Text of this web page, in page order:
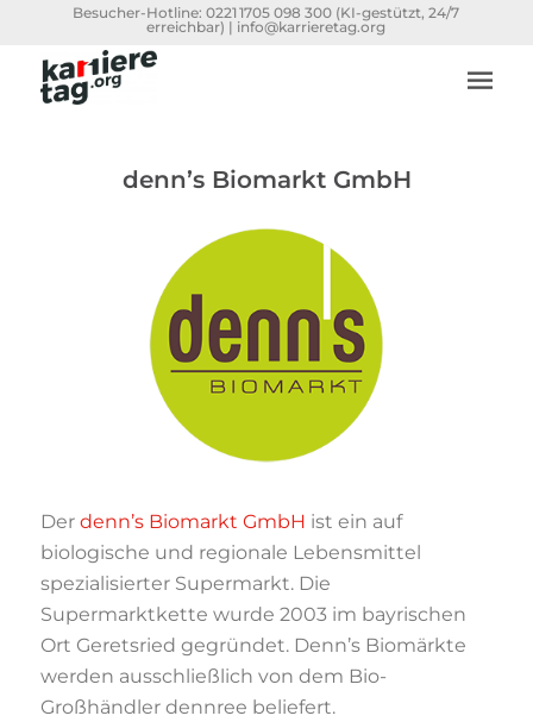
Besucher-Hotline:0221 1705 098 300 (KI-gestützt, 24/7
erreichbar) | info@karrieretag.org
denn’s Biomarkt GmbH
Der denn’s Biomarkt GmbH ist ein auf
biologische und regionale Lebensmittel
spezialisierter Supermarkt. Die
Supermarktkette wurde 2003 im bayrischen
Ort Geretsried gegründet. Denn’s Biomärkte
werden ausschließlich von dem Bio-
Großhändler dennree beliefert.